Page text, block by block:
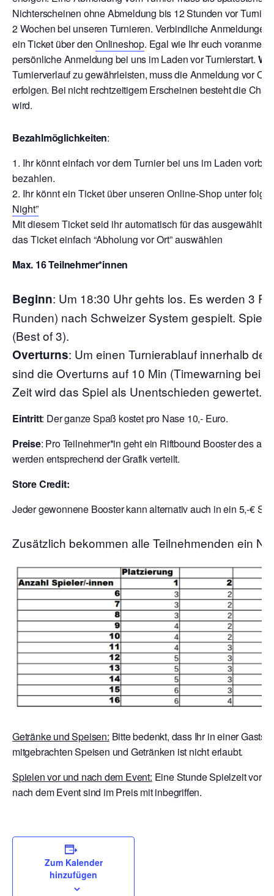
Nichterscheinen ohne Abmeldung bis 12 Stunden vor
2 Wochen bei unseren Turnieren. Verbindliche Anmeldungen
ein Ticket über denOnlineshop. Egal wie Ihr euch
persönliche Anmeldung bei uns im Laden vor Turnierstart.
Turnierverlauf zu gewährleisten, muss die Anmeldung vor
erfolgen. Bei nicht rechtzeitigem Erscheinen besteht die
wird.
Bezahlmöglichkeiten:
Ihr könnt einfach vor dem Turnier bei uns im Laden
bezahlen.
Ihr könnt ein Ticket über unseren Online-Shop unter
Night”
Mit diesem Ticket seid ihr automatisch für das ausgewählte
das Ticket einfach “Abholung vor Ort” auswählen
Max. 16 Teilnehmer*innen
Beginn: Um 18:30 Uhr gehts los. Es werden 3
Runden) nach Schweizer System gespielt.
(Best of 3).
Overturns: Um einen Turnierablauf innerhalb
sind die Overturns auf 10 Min (Timewarning bei
Zeit wird das Spiel als Unentschieden gewertet.
Eintritt: Der ganze Spaß kostet pro Nase 10,- Euro.
Preise: Pro Teilnehmer*in geht ein Riftbound Booster des
werden entsprechend der Grafik verteilt.
Store Credit:
Jeder gewonnene Booster kann alternativ auch in ein 5,-€
Zusätzlich bekommen alle Teilnehmenden ein
Getränke und Speisen: Bitte bedenkt, dass Ihr in einer
mitgebrachten Speisen und Getränken ist nicht erlaubt.
Spielen vor und nach dem Event: Eine Stunde Spielzeit vor
nach dem Event sind im Preis mit inbegriffen.
Zum Kalender
hinzufügen